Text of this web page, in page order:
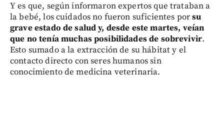
Y es que, según informaron expertos que trataban a
la bebé, los cuidados no fueron suficientes porsu
grave estado de salud y, desde este martes, veían
que no tenía muchas posibilidades de sobrevivir.
Esto sumado a la extracción de su hábitat y el
contacto directo con seres humanos sin
conocimiento de medicina veterinaria.